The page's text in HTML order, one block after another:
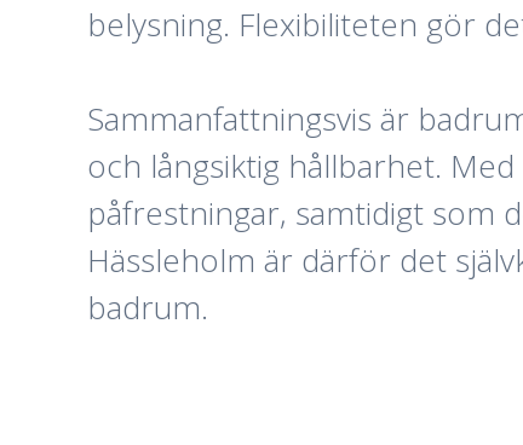
belysning. Flexibiliteten gör
Sammanfattningsvis är
och långsiktig hållbarhet.
påfrestningar, samtidigt som
Hässleholm är därför det
badrum.